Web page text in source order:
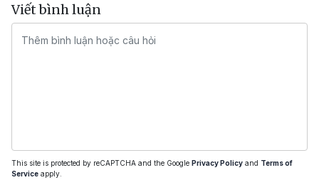
Viết bình luận
This site is protected by reCAPTCHA and the Google Privacy Policy and Terms of
Service apply.